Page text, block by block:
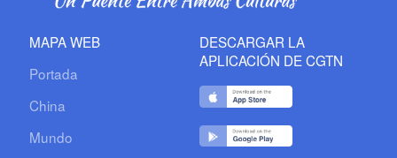
MAPA WEB
Portada
China
Mundo
DESCARGAR LA
APLICACIÓN DE CGTN